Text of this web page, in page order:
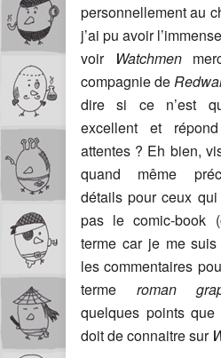
personnellement au
j’ai pu avoir
voir
Watchmen
compagnie de
dire si ce n’est
excellent et
attentes ? Eh bien,
quand même
détails pour ceux
pas le comic-book
terme car je me
les commentaires
terme roman
quelques points
doit de connaitre sur